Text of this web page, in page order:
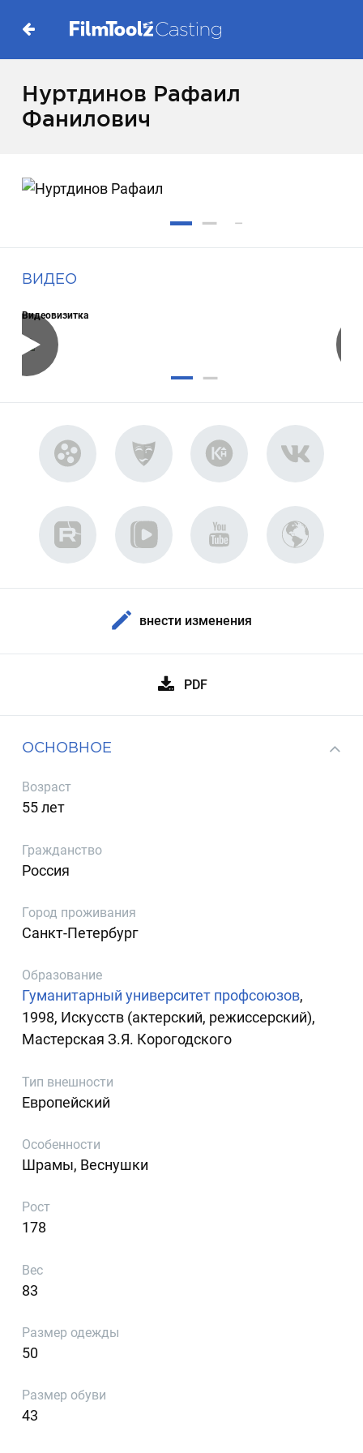
Нуртдинов Рафаил
Фанилович
ВИДЕО
Видеовизитка
внести изменения
PDF
ОСНОВНОЕ
Возраст
55 лет
Гражданство
Россия
Город проживания
Санкт-Петербург
Образование
Гуманитарный университет профсоюзов,
1998, Искусств (актерский, режиссерский),
Мастерская З.Я. Корогодского
Тип внешности
Европейский
Особенности
Шрамы, Веснушки
Рост
178
Вес
83
Размер одежды
50
Размер обуви
43